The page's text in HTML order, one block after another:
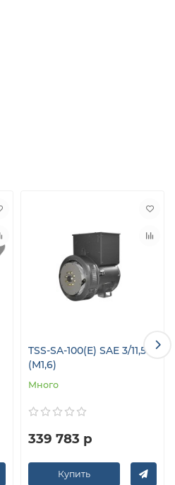
TSS-SA-100(E) SAE 3/11,5
(М1,6)
Много
339 783 р
Купить